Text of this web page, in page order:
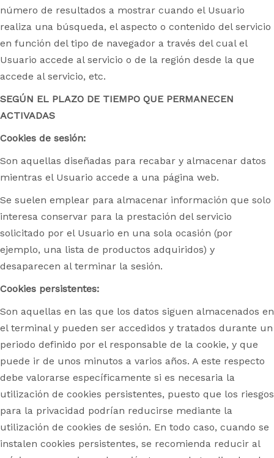
número de resultados a mostrar cuando el Usuario
realiza una búsqueda, el aspecto o contenido del servicio
en función del tipo de navegador a través del cual el
Usuario accede al servicio o de la región desde la que
accede al servicio, etc.
SEGÚN EL PLAZO DE TIEMPO QUE PERMANECEN
ACTIVADAS
Cookies de sesión:
Son aquellas diseñadas para recabar y almacenar datos
mientras el Usuario accede a una página web.
Se suelen emplear para almacenar información que solo
interesa conservar para la prestación del servicio
solicitado por el Usuario en una sola ocasión (por
ejemplo, una lista de productos adquiridos) y
desaparecen al terminar la sesión.
Cookies persistentes:
Son aquellas en las que los datos siguen almacenados en
el terminal y pueden ser accedidos y tratados durante un
periodo definido por el responsable de la cookie, y que
puede ir de unos minutos a varios años. A este respecto
debe valorarse específicamente si es necesaria la
utilización de cookies persistentes, puesto que los riesgos
para la privacidad podrían reducirse mediante la
utilización de cookies de sesión. En todo caso, cuando se
instalen cookies persistentes, se recomienda reducir al